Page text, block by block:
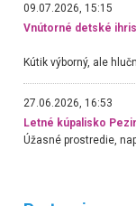
09.07.2026, 15:15
Vnútorné detské
27.06.2026, 16:53
Letné kúpalisko